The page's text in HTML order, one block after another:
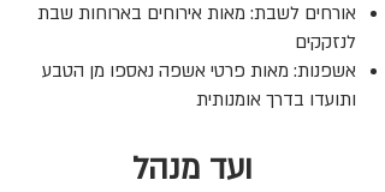
אורחים לשבת: מאות אירוחים בארוחות שבת
לנזקקים
אשפנות: מאות פרטי אשפה נאספו מן הטבע
ותועדו בדרך אומנותית
ועד מנהל